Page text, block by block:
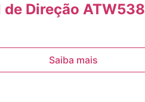
de Direção ATW538
Saiba mais